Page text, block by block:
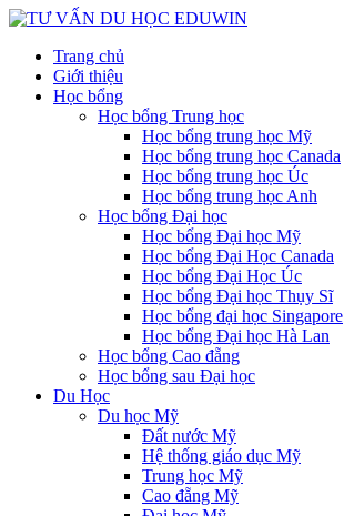
Trang chủ
Giới thiệu
Học bổng
Học bổng Trung học
Học bổng trung học Mỹ
Học bổng trung học Canada
Học bổng trung học Úc
Học bổng trung học Anh
Học bổng Đại học
Học bổng Đại học Mỹ
Học bổng Đại Học Canada
Học bổng Đại Học Úc
Học bổng Đại học Thụy Sĩ
Học bổng đại học Singapore
Học bổng Đại học Hà Lan
Học bổng Cao đẵng
Học bổng sau Đại học
Du Học
Du học Mỹ
Đất nước Mỹ
Hệ thống giáo dục Mỹ
Trung học Mỹ
Cao đẵng Mỹ